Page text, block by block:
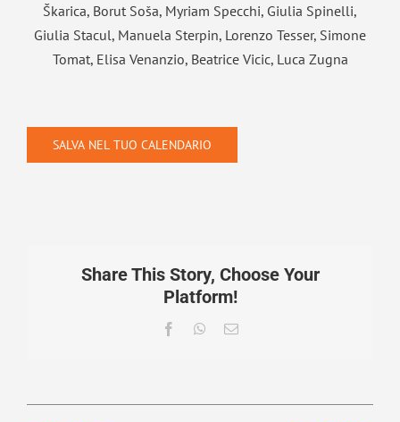
Škarica, Borut Soša, Myriam Specchi, Giulia Spinelli,
Giulia Stacul, Manuela Sterpin, Lorenzo Tesser, Simone
Tomat, Elisa Venanzio, Beatrice Vicic, Luca Zugna
SALVA NEL TUO CALENDARIO
Share This Story, Choose Your
Platform!
FacebookWhatsApp
Email